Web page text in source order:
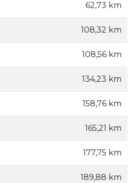
62,73 km
108,32 km
108,56 km
134,23 km
158,76 km
165,21 km
177,75 km
189,88 km